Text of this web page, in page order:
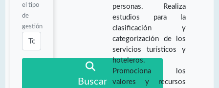
el tipo
de
gestión
Buscar
personas. Realiza
estudios para la
clasificación y
categorización de los
servicios turísticos y
hoteleros.
Promociona los
valores y recursos